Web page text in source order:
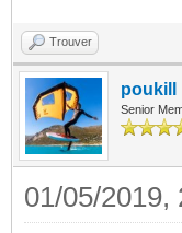
Trouver
poukill
Senior
01/05/2019,